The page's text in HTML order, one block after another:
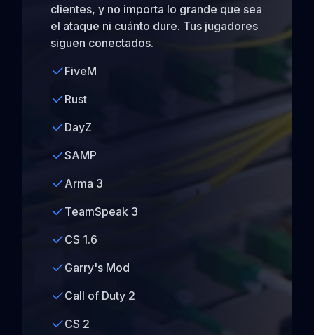
clientes, y no importa lo grande que sea
el ataque ni cuánto dure. Tus jugadores
siguen conectados.
FiveM
Rust
DayZ
SAMP
Arma 3
TeamSpeak 3
CS 1.6
Garry's Mod
Call of Duty 2
CS 2